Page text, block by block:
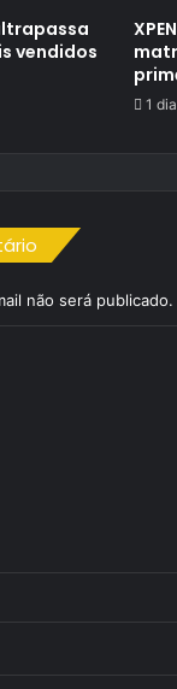
vendidos
1
não será publicado.